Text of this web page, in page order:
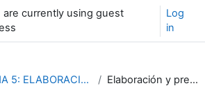
are currently using guest
Log
in
SEMANA 5: ELABORACIÓN Y PRESENTACION DE INFORMES DE CASOS ESTUDIO Elaboración y presentación de informes de casos de estudio